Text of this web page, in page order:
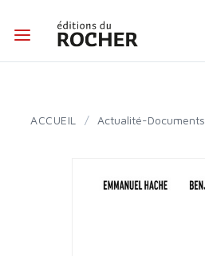
ACCUEIL / Actualité-Documents